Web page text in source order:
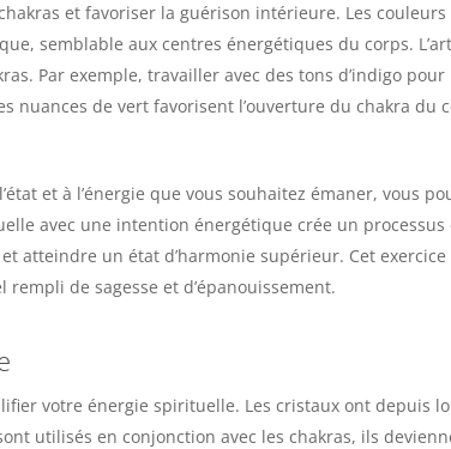
et favoriser la guérison intérieure. Les
semblable aux centres énergétiques du corps.
Par exemple, travailler avec des tons d’indigo
de vert favorisent l’ouverture du chakra du
et à l’énergie que vous souhaitez émaner, vous
avec une intention énergétique crée un
atteindre un état d’harmonie supérieur. Cet
de sagesse et d’épanouissement.
votre énergie spirituelle. Les cristaux ont depuis
utilisés en conjonction avec les chakras, ils